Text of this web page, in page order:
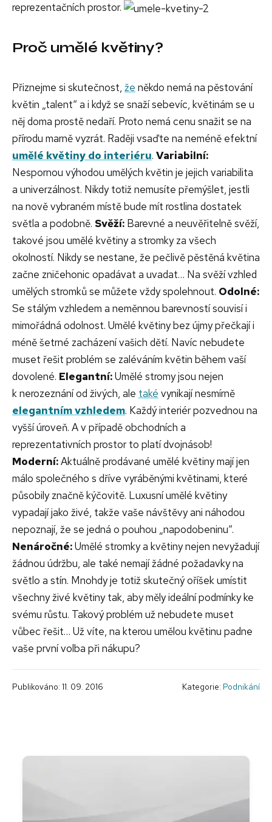
reprezentačních prostor.
Proč umělé květiny?
Přiznejme si skutečnost, že někdo nemá na pěstování
květin „talent“ a i když se snaží sebevíc, květinám se u
něj doma prostě nedaří. Proto nemá cenu snažit se na
přírodu marně vyzrát. Raději vsaďte na neméně efektní
umělé květiny do interiéru. Variabilní:
Nespornou výhodou umělých květin je jejich variabilita
a univerzálnost. Nikdy totiž nemusíte přemýšlet, jestli
na nově vybraném místě bude mít rostlina dostatek
světla a podobně. Svěží: Barevné a neuvěřitelně svěží,
takové jsou umělé květiny a stromky za všech
okolností. Nikdy se nestane, že pečlivě pěstěná květina
začne zničehonic opadávat a uvadat… Na svěží vzhled
umělých stromků se můžete vždy spolehnout. Odolné:
Se stálým vzhledem a neměnnou barevností souvisí i
mimořádná odolnost. Umělé květiny bez újmy přečkají i
méně šetrné zacházení vašich dětí. Navíc nebudete
muset řešit problém se zaléváním květin během vaší
dovolené. Elegantní:Umělé stromy jsou nejen
k nerozeznání od živých, ale také vynikají nesmírně
elegantním vzhledem. Každý interiér pozvednou na
vyšší úroveň. A v případě obchodních a
reprezentativních prostor to platí dvojnásob!
Moderní:Aktuálně prodávané umělé květiny mají jen
málo společného s dříve vyráběnými květinami, které
působily značně kýčovitě. Luxusní umělé květiny
vypadají jako živé, takže vaše návštěvy ani náhodou
nepoznají, že se jedná o pouhou „napodobeninu“.
Nenáročné:Umělé stromky a květiny nejen nevyžadují
žádnou údržbu, ale také nemají žádné požadavky na
světlo a stín. Mnohdy je totiž skutečný oříšek umístit
všechny živé květiny tak, aby měly ideální podmínky ke
svému růstu. Takový problém už nebudete muset
vůbec řešit… Už víte, na kterou umělou květinu padne
vaše první volba při nákupu?
Publikováno: 11. 09. 2016 Kategorie: Podnikání